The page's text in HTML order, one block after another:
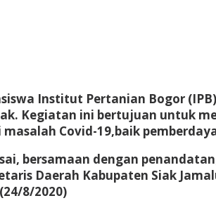
Institut Pertanian Bogor
Kegiatan ini bertujuan untuk
Covid-19,baik
bersamaan dengan
Daerah Kabupaten Siak
8/2020)